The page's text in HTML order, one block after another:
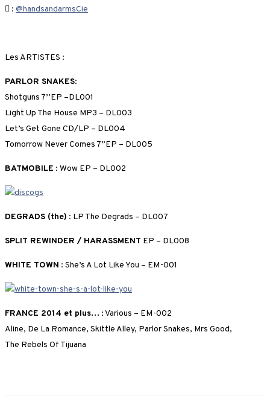
: @handsandarmsCie
Les ARTISTES :
PARLOR SNAKES:
Shotguns 7’’EP –DL001
Light Up The House MP3 – DL003
Let’s Get Gone CD/LP – DL004
Tomorrow Never Comes 7”EP – DL005
BATMOBILE : Wow EP – DL002
DEGRADS (the) : LP The Degrads – DL007
SPLIT REWINDER / HARASSMENT EP – DL008
WHITE TOWN : She’s A Lot Like You – EM-001
FRANCE 2014 et plus… : Various – EM-002
Aline, De La Romance, Skittle Alley, Parlor Snakes, Mrs Good,
The Rebels Of Tijuana